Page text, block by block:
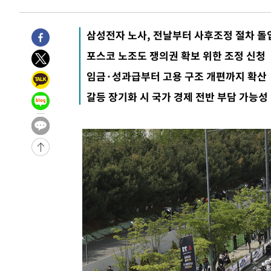
삼성전자 노사, 전날부터 사후조정 절차 돌
포스코 노조도 쟁의권 확보 위한 조정 신청
임금·성과급부터 고용 구조 개편까지 확산
갈등 장기화 시 국가 경제 전반 부담 가능성